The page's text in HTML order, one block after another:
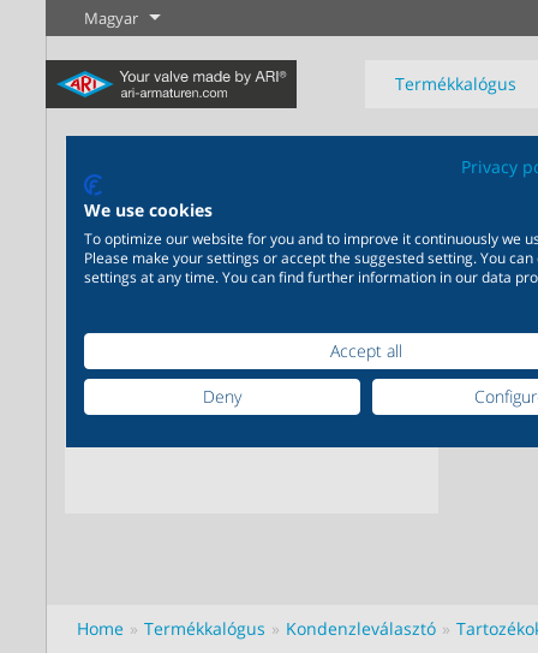
Magyar
Termékkalógus
Új termékek
Tudjon meg
Szabályozás
Tudjon meg
többet
Elzárás
Tudjon meg
Ipar
ipari felhasználásra 20.000
Tudjon meg többet
Vegyipar
épülő, egymást kiegészítő
termékmegoldások 200.000
változat a vegyipar számára
Tudjon meg többet
Home Termékkalógus Kondenzleválasztó
Privacy
We use cookies
To optimize our website for you and to improve it continuously we
Please make your settings or accept the suggested setting. You
settings at any time. You can find further information in our data
Accept all
Deny